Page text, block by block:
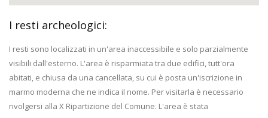
I resti archeologici:
I resti sono localizzati in un'area inaccessibile e solo parzialmente
visibili dall'esterno. L'area è risparmiata tra due edifici, tutt'ora
abitati, e chiusa da una cancellata, su cui è posta un'iscrizione in
marmo moderna che ne indica il nome. Per visitarla è necessario
rivolgersi alla X Ripartizione del Comune. L'area è stata